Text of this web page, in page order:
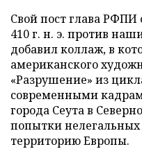
Свой пост глава РФПИ
410 г. н. э. против
добавил коллаж, в
американского
«Разрушение» из
современными
города Сеута в
попытки
территорию Европы.